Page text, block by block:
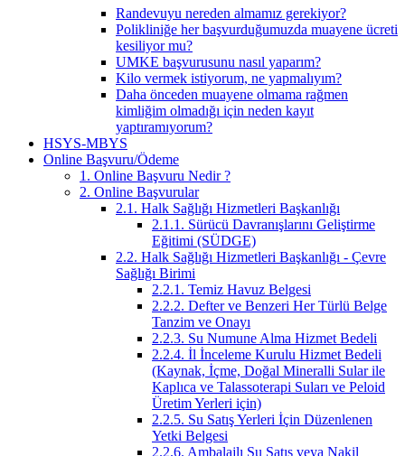
Randevuyu nereden almamız gerekiyor?
Polikliniğe her başvurduğumuzda muayene ücreti
kesiliyor mu?
UMKE başvurusunu nasıl yaparım?
Kilo vermek istiyorum, ne yapmalıyım?
Daha önceden muayene olmama rağmen
kimliğim olmadığı için neden kayıt
yaptıramıyorum?
HSYS-MBYS
Online Başvuru/Ödeme
1. Online Başvuru Nedir ?
2. Online Başvurular
2.1. Halk Sağlığı Hizmetleri Başkanlığı
2.1.1. Sürücü Davranışlarını Geliştirme
Eğitimi (SÜDGE)
2.2. Halk Sağlığı Hizmetleri Başkanlığı - Çevre
Sağlığı Birimi
2.2.1. Temiz Havuz Belgesi
2.2.2. Defter ve Benzeri Her Türlü Belge
Tanzim ve Onayı
2.2.3. Su Numune Alma Hizmet Bedeli
2.2.4. İl İnceleme Kurulu Hizmet Bedeli
(Kaynak, İçme, Doğal Mineralli Sular ile
Kaplıca ve Talassoterapi Suları ve Peloid
Üretim Yerleri için)
2.2.5. Su Satış Yerleri İçin Düzenlenen
Yetki Belgesi
2.2.6. Ambalajlı Su Satış veya Nakil